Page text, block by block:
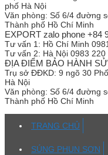
phố Hà Nội
Văn phòng: Số 6/4 đường
Thành phố Hồ Chí Minh
EXPORT zalo phone +84
Tư vấn 1: Hồ Chí Minh
Tư vấn 2: Hà Nội 0983
ĐỊA ĐIỂM BẢO HÀNH
Trụ sở ĐĐKD: 9 ngõ 30
Hà Nội
Văn phòng: Số 6/4 đường
Thành phố Hồ Chí Minh
TRANG CHỦ
SÚNG PHUN SƠN